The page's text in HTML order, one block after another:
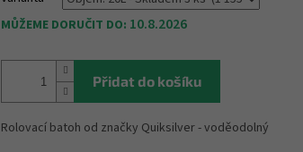
MŮŽEME DORUČIT DO: 10.8.2026
Přidat do košíku
Rolovací batoh od značky Quiksilver - voděodolný